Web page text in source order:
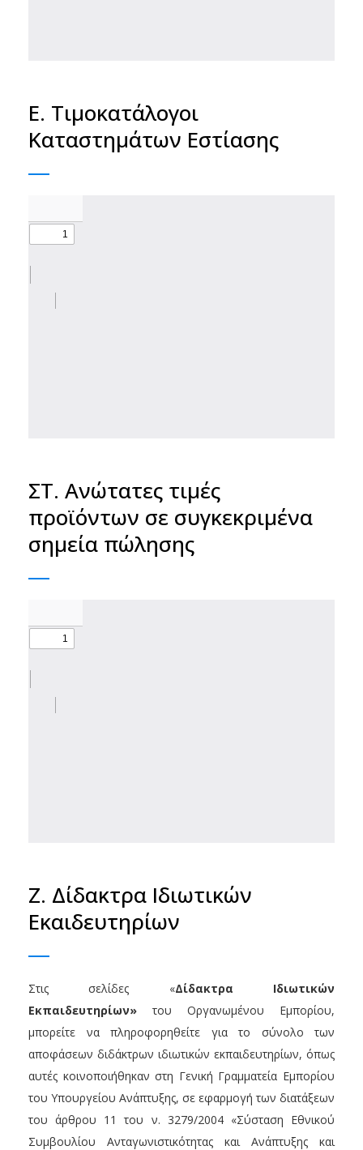
Ε. Τιμοκατάλογοι
Καταστημάτων Εστίασης
ΣΤ. Ανώτατες τιμές
προϊόντων σε συγκεκριμένα
σημεία πώλησης
Ζ. Δίδακτρα Ιδιωτικών
Εκαιδευτηρίων
Στις σελίδες «Δίδακτρα Ιδιωτικών
Εκπαιδευτηρίων» του Οργανωμένου Εμπορίου,
μπορείτε να πληροφορηθείτε για το σύνολο των
αποφάσεων διδάκτρων ιδιωτικών εκπαιδευτηρίων, όπως
αυτές κοινοποιήθηκαν στη Γενική Γραμματεία Εμπορίου
του Υπουργείου Ανάπτυξης, σε εφαρμογή των διατάξεων
του άρθρου 11 του ν. 3279/2004 «Σύσταση Εθνικού
Συμβουλίου Ανταγωνιστικότητας και Ανάπτυξης και